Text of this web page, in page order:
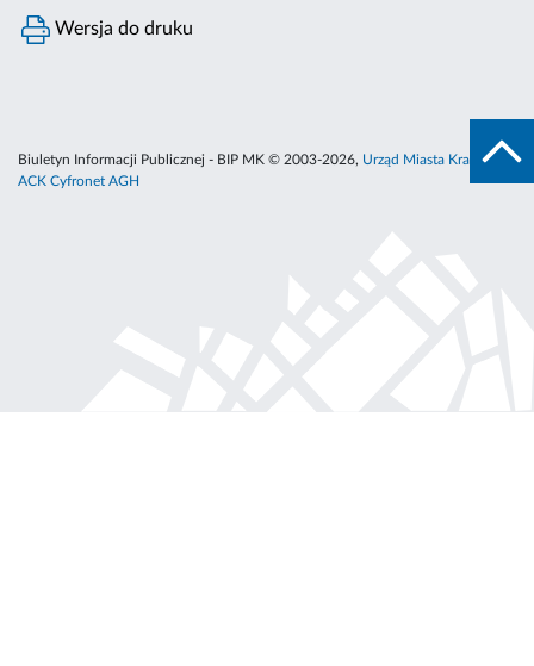
Wersja do druku
Biuletyn Informacji Publicznej - BIP MK © 2003-2026, Urząd Miasta Krakowa
ACK Cyfronet AGH